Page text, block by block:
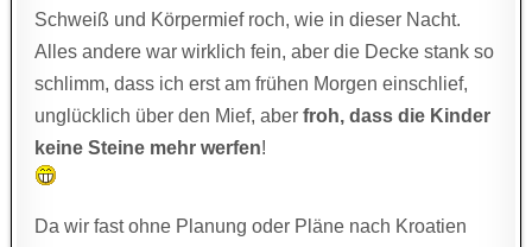
Schweiß und Körpermief roch, wie in dieser Nacht.
Alles andere war wirklich fein, aber die Decke stank so
schlimm, dass ich erst am frühen Morgen einschlief,
unglücklich über den Mief, aberfroh, dass die Kinder
keine Steine mehr werfen!
Da wir fast ohne Planung oder Pläne nach Kroatien